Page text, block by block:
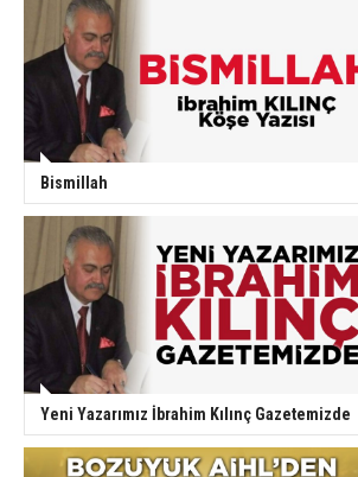
Bismillah
Yeni Yazarımız İbrahim Kılınç Gazetemizde